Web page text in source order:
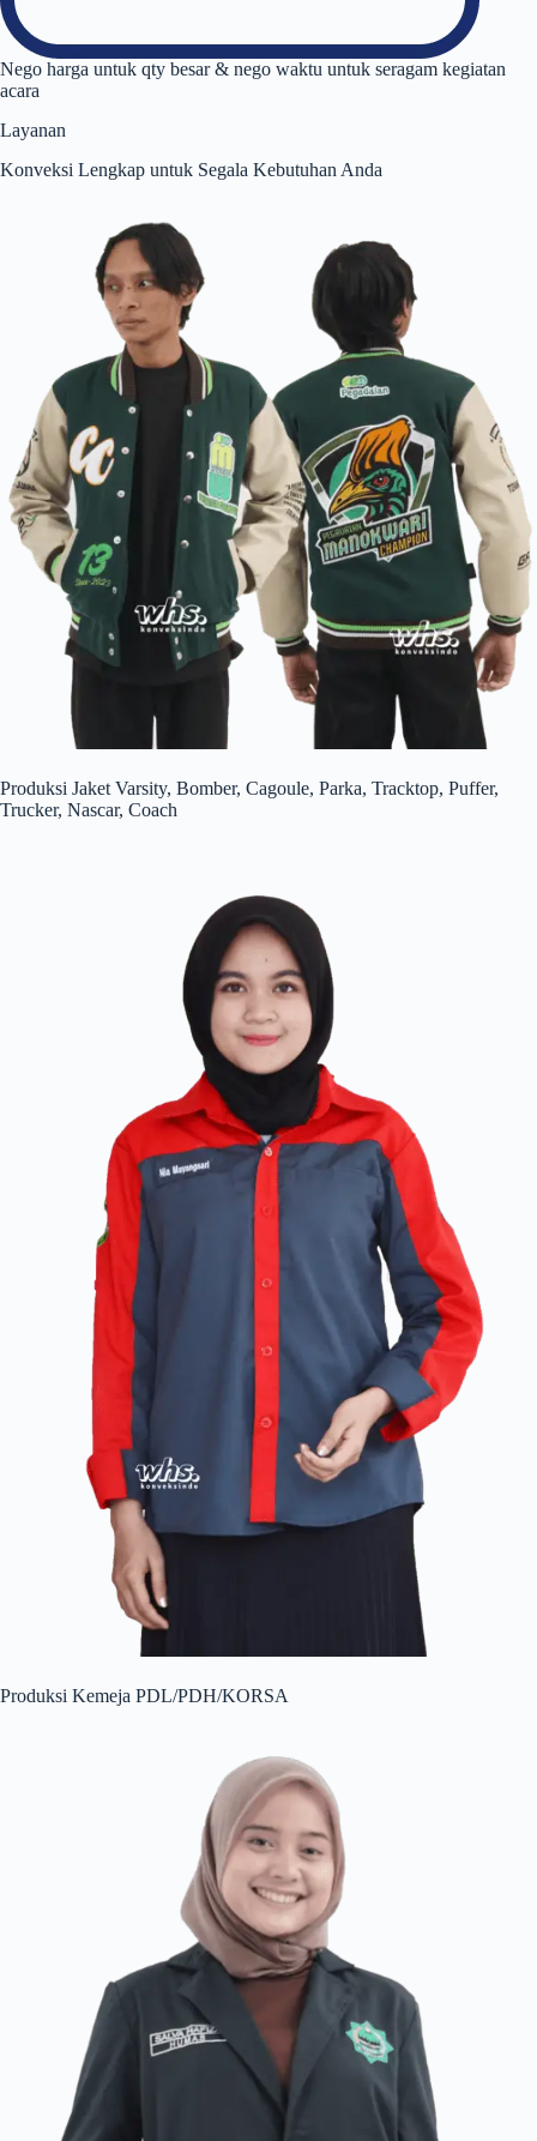
Nego harga untuk qty besar & nego waktu untuk seragam kegiatan
acara
Layanan
Konveksi Lengkap untuk Segala Kebutuhan Anda
Produksi Jaket Varsity, Bomber, Cagoule, Parka, Tracktop, Puffer,
Trucker, Nascar, Coach
Produksi Kemeja PDL/PDH/KORSA